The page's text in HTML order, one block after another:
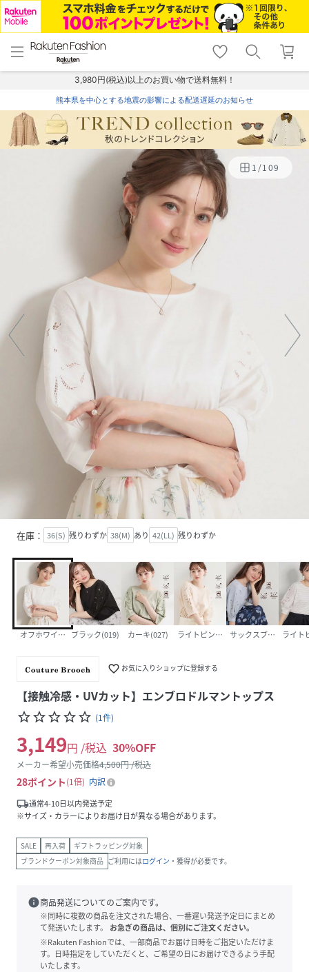
menu home
トップ
shopping_cart lock_outline
ログイン
3,980円(税込)以上のお買い物で送料無料！
熊本県を中心とする地震の影響による配送遅延のお知らせ
1 /109
在庫： 36(S) 残りわずか 38(M) あり 42(LL) 残りわずか
オフホワイト(003)ブラック(019) カーキ(027) ライトピンク(070)サックスブルー(090)
ライト
favorite_border お気に入りショップに登録する
【接触冷感・UVカット】エンブロドルマントップス
star_borderstar_borderstar_borderstar_borderstar_border (1件)
3,149円 /税込 30%OFF
メーカー希望小売価格4,500円 /税込
28ポイント 1倍
内訳
local_shipping通常4-10日以内発送予定
※サイズ・カラーによりお届け日が異なる場合があります。
SALE 再入荷
ギフトラッピング対象
ブランドクーポン対象商品 ご利用にはログイン ・獲得が必要です。
info商品発送についてのご案内です。
※同時に複数の商品を注文された場合、一番遅い発送予定日にまとめ
て発送いたします。
お急ぎの商品は、個別にご注文ください。
※Rakuten Fashionでは、一部商品でお届け日時をご指定いただけま
す。日時指定をしていただくと、ご希望の日にお届けできるよう手配
いたします。